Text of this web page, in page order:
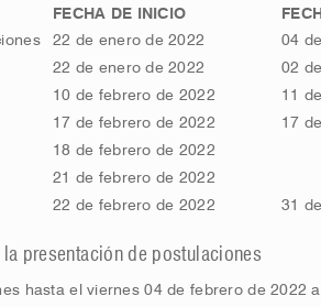
FECHA DE INICIO
22 de enero de 2022
04
22 de enero de 2022
02
10 de febrero de 2022
11
17 de febrero de 2022
17
18 de febrero de 2022
21 de febrero de 2022
22 de febrero de 2022 31
presentación de postulaciones
hasta el viernes 04 de febrero de 2022 a